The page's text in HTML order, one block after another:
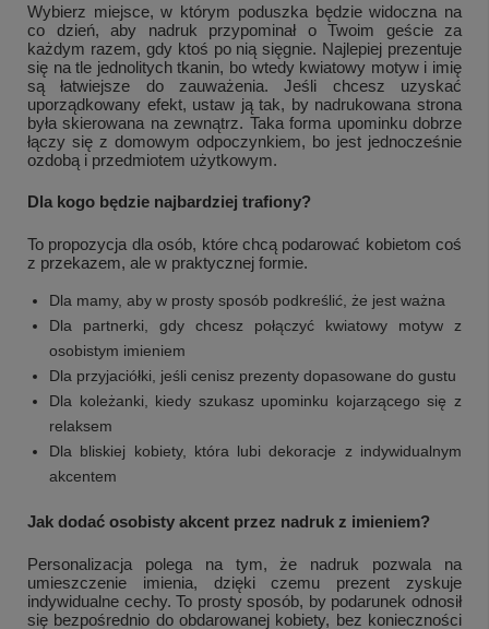
Wybierz miejsce, w którym poduszka będzie widoczna na
co dzień, aby nadruk przypominał o Twoim geście za
każdym razem, gdy ktoś po nią sięgnie. Najlepiej prezentuje
się na tle jednolitych tkanin, bo wtedy kwiatowy motyw i imię
są łatwiejsze do zauważenia. Jeśli chcesz uzyskać
uporządkowany efekt, ustaw ją tak, by nadrukowana strona
była skierowana na zewnątrz. Taka forma upominku dobrze
łączy się z domowym odpoczynkiem, bo jest jednocześnie
ozdobą i przedmiotem użytkowym.
Dla kogo będzie najbardziej trafiony?
To propozycja dla osób, które chcą podarować kobietom coś
z przekazem, ale w praktycznej formie.
Dla mamy, aby w prosty sposób podkreślić, że jest ważna
Dla partnerki, gdy chcesz połączyć kwiatowy motyw z
osobistym imieniem
Dla przyjaciółki, jeśli cenisz prezenty dopasowane do gustu
Dla koleżanki, kiedy szukasz upominku kojarzącego się z
relaksem
Dla bliskiej kobiety, która lubi dekoracje z indywidualnym
akcentem
Jak dodać osobisty akcent przez nadruk z imieniem?
Personalizacja polega na tym, że nadruk pozwala na
umieszczenie imienia, dzięki czemu prezent zyskuje
indywidualne cechy. To prosty sposób, by podarunek odnosił
się bezpośrednio do obdarowanej kobiety, bez konieczności